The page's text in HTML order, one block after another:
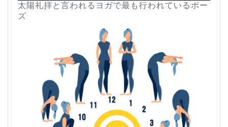
太陽礼拝と言われるヨガで最も行われているポー
ズ